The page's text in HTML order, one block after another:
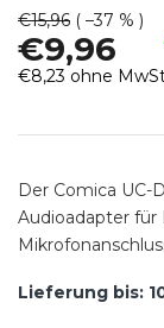
€15,96 ( –37 % )
€9,96
€8,23 ohne
Lieferung bis:
Der Comica UC-
Audioadapter